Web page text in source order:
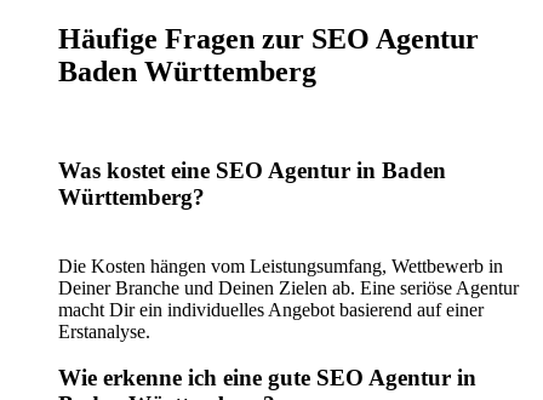
Häufige Fragen zur SEO Agentur
Baden Württemberg
Was kostet eine SEO Agentur in Baden
Württemberg?
Die Kosten hängen vom Leistungsumfang, Wettbewerb in
Deiner Branche und Deinen Zielen ab. Eine seriöse Agentur
macht Dir ein individuelles Angebot basierend auf einer
Erstanalyse.
Wie erkenne ich eine gute SEO Agentur in